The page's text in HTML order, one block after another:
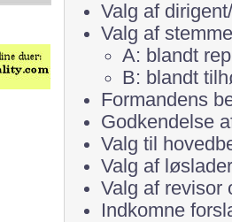
Valg af
Valg af
A: blandt
B: blandt
Formandens
Godkendelse
Valg til
Valg af
Valg af revisor
Indkomne